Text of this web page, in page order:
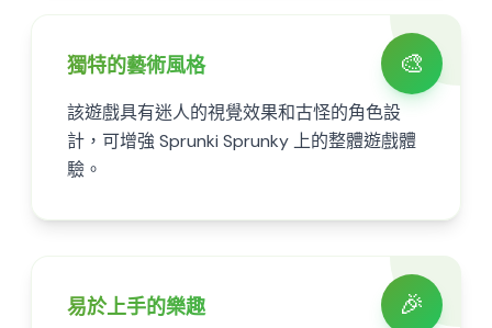
🎨
獨特的藝術風格
該遊戲具有迷人的視覺效果和古怪的角色設
計，可增強 Sprunki Sprunky 上的整體遊戲體
驗。
🎉
易於上手的樂趣